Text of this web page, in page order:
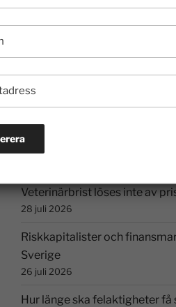
Senaste inläggen
Veterinärbrist löses inte av
28 juli 2026
Riskkapitalister och
Sverige
26 juli 2026
Hur länge ska felaktigheter